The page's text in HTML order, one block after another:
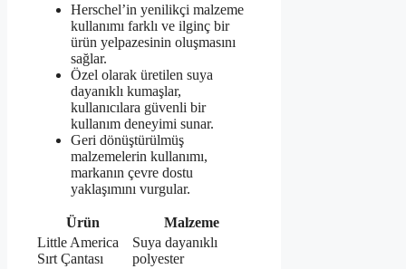
Herschel’in yenilikçi malzeme
kullanımı farklı ve ilginç bir
ürün yelpazesinin oluşmasını
sağlar.
Özel olarak üretilen suya
dayanıklı kumaşlar,
kullanıcılara güvenli bir
kullanım deneyimi sunar.
Geri dönüştürülmüş
malzemelerin kullanımı,
markanın çevre dostu
yaklaşımını vurgular.
Ürün
Malzeme
Little America
Sırt Çantası
Suya dayanıklı
polyester